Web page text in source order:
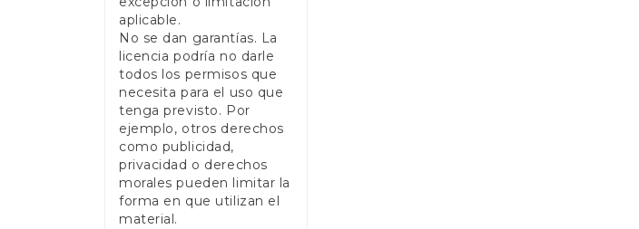
aplicable.
No se dan garantías. La
licencia podría no darle
todos los permisos que
necesita para el uso que
tenga previsto. Por
ejemplo, otros derechos
como publicidad,
privacidad o derechos
morales pueden limitar la
forma en que utilizan el
material.